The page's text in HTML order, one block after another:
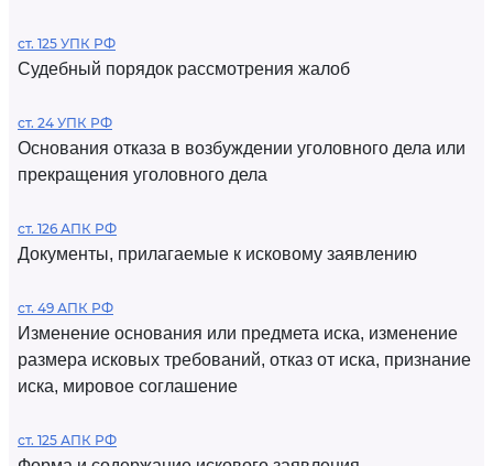
ст. 125 УПК РФ
Судебный порядок рассмотрения жалоб
ст. 24 УПК РФ
Основания отказа в возбуждении уголовного дела или
прекращения уголовного дела
ст. 126 АПК РФ
Документы, прилагаемые к исковому заявлению
ст. 49 АПК РФ
Изменение основания или предмета иска, изменение
размера исковых требований, отказ от иска, признание
иска, мировое соглашение
ст. 125 АПК РФ